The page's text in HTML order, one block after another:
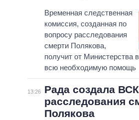
Временная следственная
комиссия, созданная по
вопросу расследования
смерти Полякова,
получит от Министерства
всю необходимую помощь
13:26
Рада создала
расследования
Полякова